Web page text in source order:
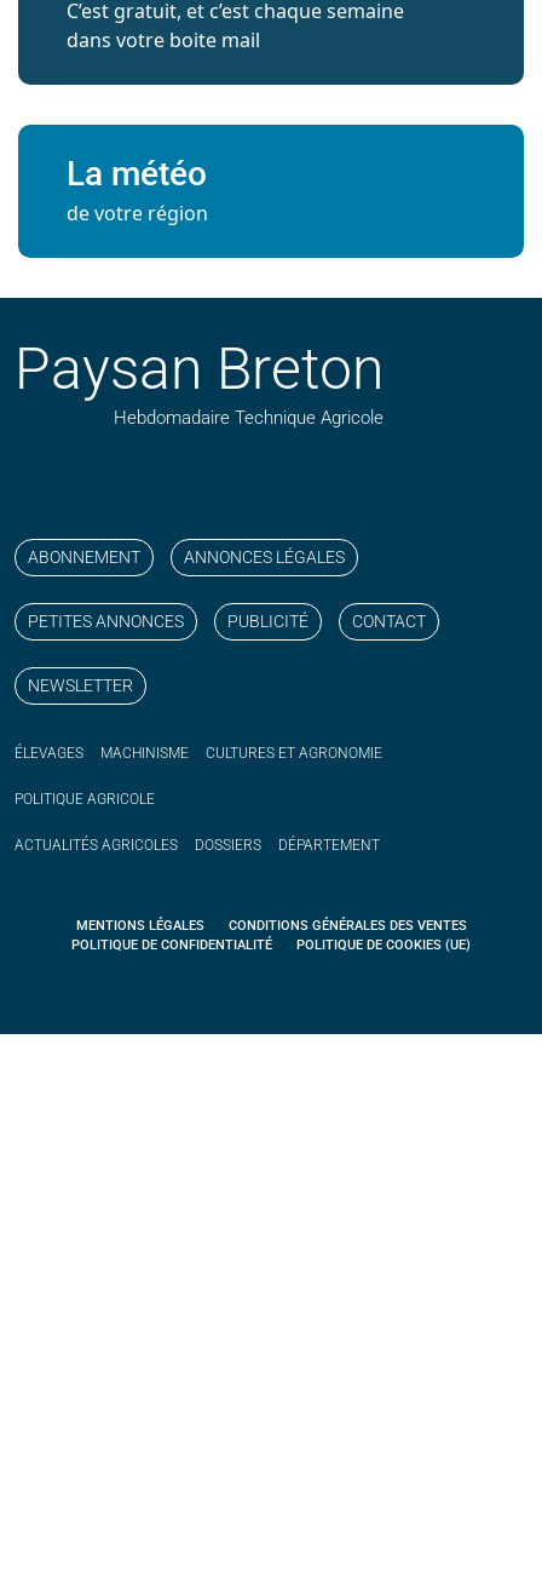
C’est gratuit, et c’est chaque semaine
dans votre boite mail
La météo
de votre région
Paysan Breton
Hebdomadaire Technique Agricole
ABONNEMENT ANNONCES LÉGALES
PETITES ANNONCES PUBLICITÉ CONTACT
NEWSLETTER
ÉLEVAGES MACHINISME CULTURES ET AGRONOMIE
POLITIQUE AGRICOLE
ACTUALITÉS AGRICOLES DOSSIERS DÉPARTEMENT
MENTIONS LÉGALES
CONDITIONS GÉNÉRALES DES VENTES
POLITIQUE DE CONFIDENTIALITÉ
POLITIQUE DE COOKIES (UE)